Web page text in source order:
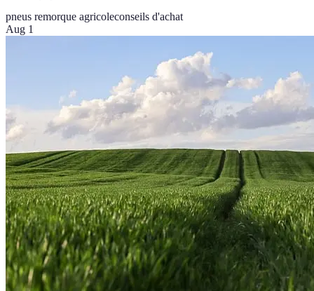
pneus remorque agricoleconseils d'achat
Aug 1